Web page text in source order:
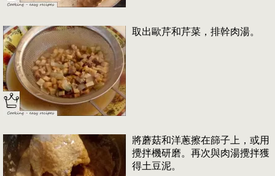
取出歐芹和芹菜，排幹肉湯。
將蘑菇和洋蔥擦在篩子上，或用
攪拌機研磨。再次與肉湯攪拌獲
得土豆泥。